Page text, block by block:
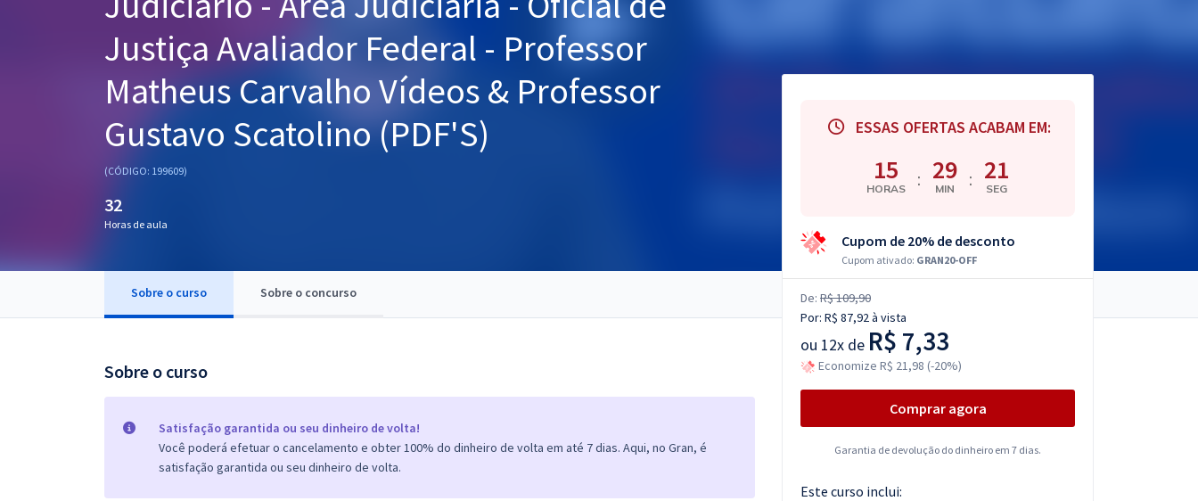
Conteúdo gratuito
Justiça Avaliador Federal - Professor
Matheus Carvalho Vídeos & Professor
Gustavo Scatolino (PDF'S)
(CÓDIGO: 199609)
32
Horas de aula
Sobre o curso Sobre o concurso
Sobre o curso
Satisfação garantida ou seu dinheiro de volta!
Você poderá efetuar o cancelamento e obter 100% do dinheiro de volta em até 7 dias. Aqui, no Gran, é
satisfação garantida ou seu dinheiro de volta.
ESSAS OFERTAS ACABAM EM:
15
HORAS : 29
MIN : 20
SEG
Cupom de 20% de desconto
Cupom ativado: GRAN20-OFF
De: R$ 109,90
Por: R$ 87,92à vista
ou 12x de R$ 7,33
Economize R$ 21,98 (-20%)
Comprar agora
Garantia de devolução do dinheiro em 7 dias.
Este curso inclui: